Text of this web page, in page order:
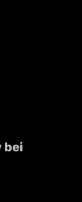
bei